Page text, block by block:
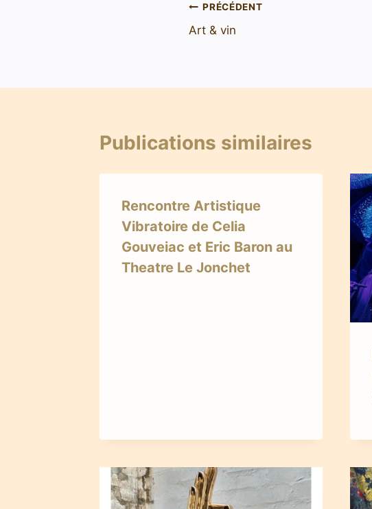
PRÉCÉDENT
Art & vin
Publications similaires
Rencontre Artistique
Vibratoire de Celia
Gouveiac et Eric Baron au
Theatre Le Jonchet